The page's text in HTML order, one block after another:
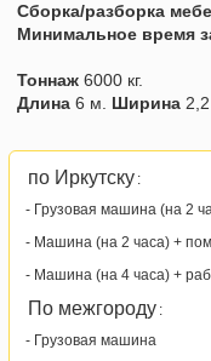
Сборка/разборка
Минимальное время
Тоннаж 6000 кг.
Длина 6 м. Ширина
по Иркутску :
- Грузовая машина (на 2
- Машина (на 2 часа) +
- Машина (на 4 часа) +
По межгороду :
- Грузовая машина